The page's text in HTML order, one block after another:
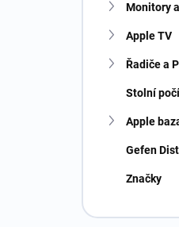
Monitory
Apple TV
Řadiče a
Stolní
Apple
Gefen
Značky